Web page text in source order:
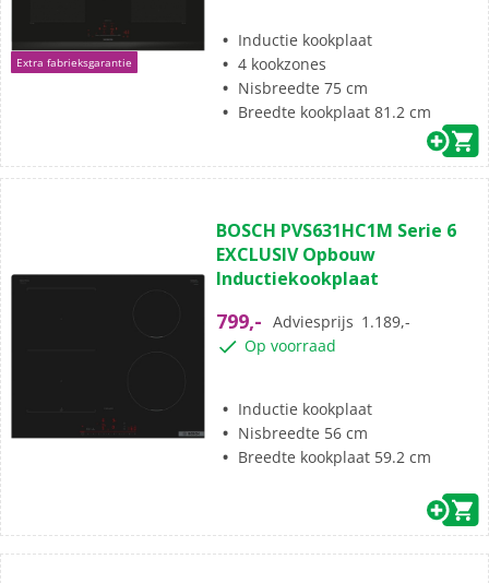
Extra fabrieksgarantie
Inductie kookplaat
4 kookzones
Nisbreedte 75 cm
Breedte kookplaat 81.2 cm
van
de
5
4
beoordelingen
BOSCH PVS631HC1M Serie 6
EXCLUSIV Opbouw
Inductiekookplaat
799,- Adviesprijs 1.189,-
Op voorraad
Inductie kookplaat
Nisbreedte 56 cm
Breedte kookplaat 59.2 cm